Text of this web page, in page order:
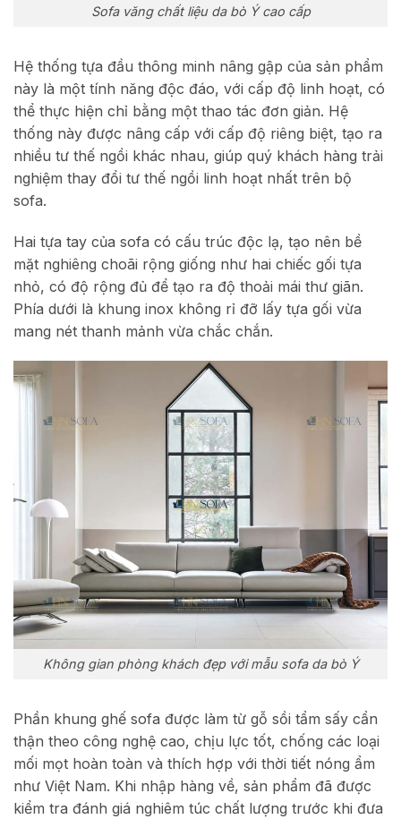
Sofa văng chất liệu da bò Ý cao cấp
Hệ thống tựa đầu thông minh nâng gập của sản phẩm
này là một tính năng độc đáo, với cấp độ linh hoạt, có
thể thực hiện chỉ bằng một thao tác đơn giản. Hệ
thống này được nâng cấp với cấp độ riêng biệt, tạo ra
nhiều tư thế ngồi khác nhau, giúp quý khách hàng trải
nghiệm thay đổi tư thế ngồi linh hoạt nhất trên bộ
sofa.
Hai tựa tay của sofa có cấu trúc độc lạ, tạo nên bề
mặt nghiêng choãi rộng giống như hai chiếc gối tựa
nhỏ, có độ rộng đủ để tạo ra độ thoải mái thư giãn.
Phía dưới là khung inox không rỉ đỡ lấy tựa gối vừa
mang nét thanh mảnh vừa chắc chắn.
Không gian phòng khách đẹp với mẫu sofa da bò Ý
Phần khung ghế sofa được làm từ gỗ sồi tẩm sấy cẩn
thận theo công nghệ cao, chịu lực tốt, chống các loại
mối mọt hoàn toàn và thích hợp với thời tiết nóng ẩm
như Việt Nam. Khi nhập hàng về, sản phẩm đã được
kiểm tra đánh giá nghiêm túc chất lượng trước khi đưa